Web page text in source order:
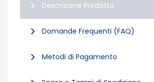
Descrizione Prodotto
Domande Frequenti (FAQ)
Metodi di Pagamento